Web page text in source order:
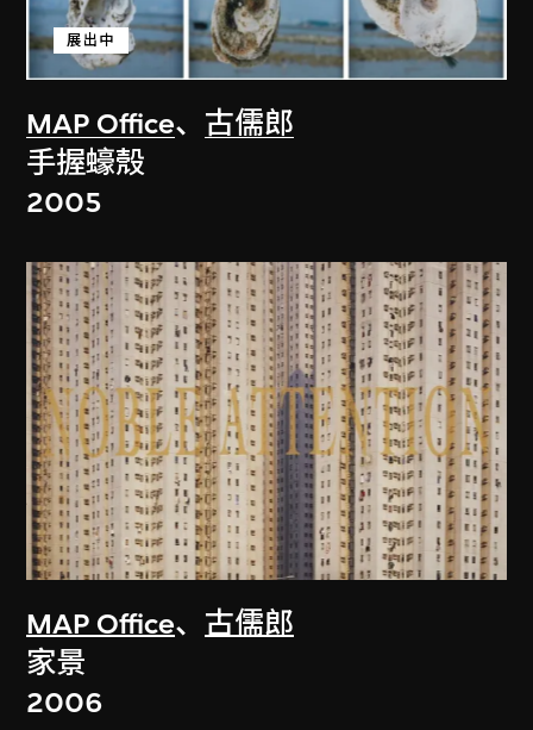
MAP Office、 古儒郎
展出中
手握蠔殼
2005
MAP Office、 古儒郎
家景
2006